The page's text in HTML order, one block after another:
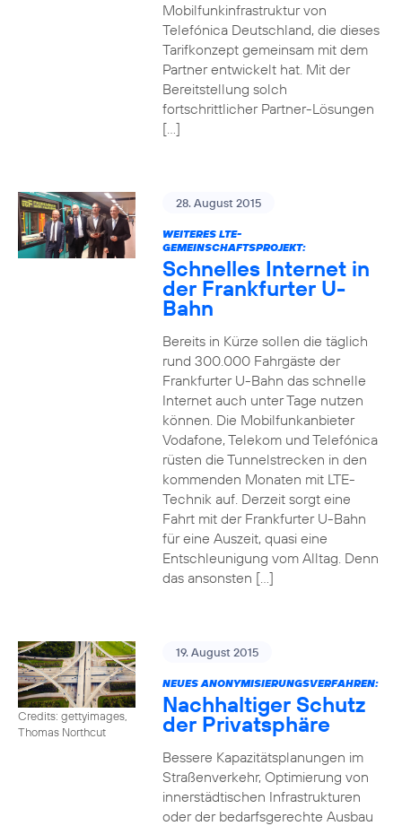
Mobilfunkinfrastruktur von
Telefónica Deutschland, die dieses
Tarifkonzept gemeinsam mit dem
Partner entwickelt hat. Mit der
Bereitstellung solch
fortschrittlicher Partner-Lösungen
[…]
28. August 2015
WEITERES LTE-
GEMEINSCHAFTSPROJEKT:
Schnelles Internet in
der Frankfurter U-
Bahn
Bereits in Kürze sollen die täglich
rund 300.000 Fahrgäste der
Frankfurter U-Bahn das schnelle
Internet auch unter Tage nutzen
können. Die Mobilfunkanbieter
Vodafone, Telekom und Telefónica
rüsten die Tunnelstrecken in den
kommenden Monaten mit LTE-
Technik auf. Derzeit sorgt eine
Fahrt mit der Frankfurter U-Bahn
für eine Auszeit, quasi eine
Entschleunigung vom Alltag. Denn
das ansonsten […]
Credits: gettyimages,
Thomas Northcut
19. August 2015
NEUES ANONYMISIERUNGSVERFAHREN:
Nachhaltiger Schutz
der Privatsphäre
Bessere Kapazitätsplanungen im
Straßenverkehr, Optimierung von
innerstädtischen Infrastrukturen
oder der bedarfsgerechte Ausbau